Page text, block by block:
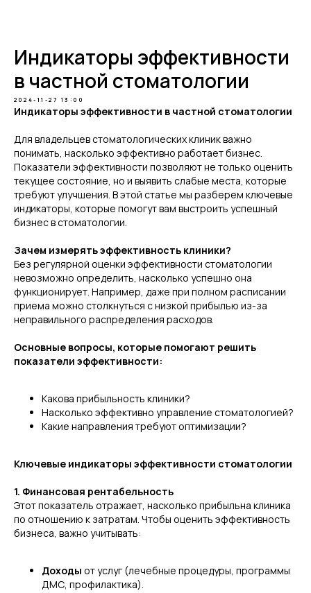
Индикаторы эффективности
в частной стоматологии
2024-11-27 13:00
Индикаторы эффективности в частной стоматологии
Для владельцев стоматологических клиник важно
понимать, насколько эффективно работает бизнес.
Показатели эффективности позволяют не только оценить
текущее состояние, но и выявить слабые места, которые
требуют улучшения. В этой статье мы разберем ключевые
индикаторы, которые помогут вам выстроить успешный
бизнес в стоматологии.
Зачем измерять эффективность клиники?
Без регулярной оценки эффективности стоматологии
невозможно определить, насколько успешно она
функционирует. Например, даже при полном расписании
приема можно столкнуться с низкой прибылью из-за
неправильного распределения расходов.
Основные вопросы, которые помогают решить
показатели эффективности:
Какова прибыльность клиники?
Насколько эффективно управление стоматологией?
Какие направления требуют оптимизации?
Ключевые индикаторы эффективности стоматологии
1. Финансовая рентабельность
Этот показатель отражает, насколько прибыльна клиника
по отношению к затратам. Чтобы оценить эффективность
бизнеса, важно учитывать:
Доходы от услуг (лечебные процедуры, программы
ДМС, профилактика).